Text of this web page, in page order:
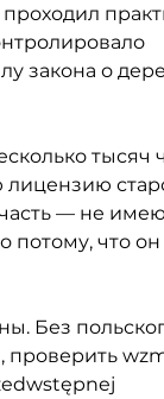
закона о
тысяч
— не
потому, что
Без
проверить